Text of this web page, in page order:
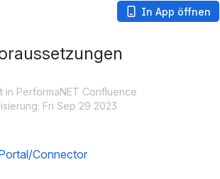
In App öffnen
in PerformaNET Confluence
Fri Sep 29 2023
Connector